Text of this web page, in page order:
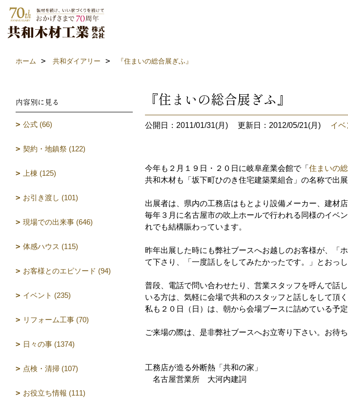
ホーム 共和ダイアリー 『住まいの総合展ぎふ』
『住まいの総合展ぎふ』
公開日：2011/01/31(月) 更新日：2012/05/21(月) イベ
今年も２月１９日・２０日に岐阜産業会館で「 住まいの
共和木材も「坂下町ひのき住宅建築業組合」の名称で出展
出展者は、県内の工務店はもとより設備メーカー、建材
毎年３月に名古屋市の吹上ホールで行われる同様のイベ
れでも結構賑わっています。
昨年出展した時にも弊社ブースへお越しのお客様が、「
て下さり、「一度話しをしてみたかったです。」とおっし
普段、電話で問い合わせたり、営業スタッフを呼んで話
いる方は、気軽に会場で共和のスタッフと話しをして頂
私も２０日（日）は、朝から会場ブースに詰めている予定
ご来場の際は、是非弊社ブースへお立寄り下さい。お待ち
工務店が造る外断熱「共和の家」
名古屋営業所 大河内建詞
内容別に見る
公式 (66)
契約・地鎮祭 (122)
上棟 (125)
お引き渡し (101)
現場での出来事 (646)
体感ハウス (115)
お客様とのエピソード (94)
イベント (235)
リフォーム工事 (70)
日々の事 (1374)
点検・清掃 (107)
お役立ち情報 (111)